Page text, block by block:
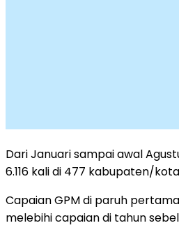
Dari Januari sampai awal
6.116 kali di 477 kabupaten/
Capaian GPM di paruh
melebihi capaian di tahun